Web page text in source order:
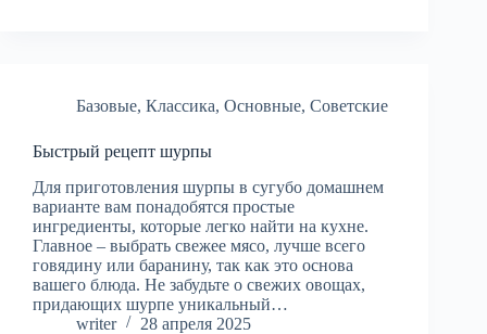
Базовые, Классика, Основные, Советские
Быстрый рецепт шурпы
Для приготовления шурпы в сугубо домашнем
варианте вам понадобятся простые
ингредиенты, которые легко найти на кухне.
Главное – выбрать свежее мясо, лучше всего
говядину или баранину, так как это основа
вашего блюда. Не забудьте о свежих овощах,
придающих шурпе уникальный…
writer
28 апреля 2025